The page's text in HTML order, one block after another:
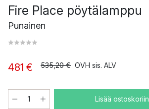
Fire Place pöytälamppu
Punainen
481 € 535,20 € OVH sis. ALV
Lisää ostoskoriin